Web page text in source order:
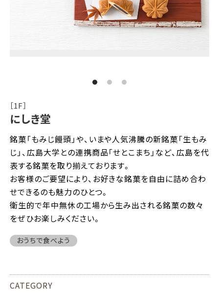
［1F］
にしき堂
銘菓「もみじ饅頭」や、いまや人気沸騰の新銘菓「生もみ
じ」、広島大学との連携商品「せとこまち」など、広島を代
表する銘菓を取り揃えております。
お客様のご要望により、お好きな銘菓を自由に詰め合わ
せできるのも魅力のひとつ。
衛生的で年中無休の工場から生み出される銘菓の数々
をぜひお楽しみください。
おうちで食べよう
CATEGORY